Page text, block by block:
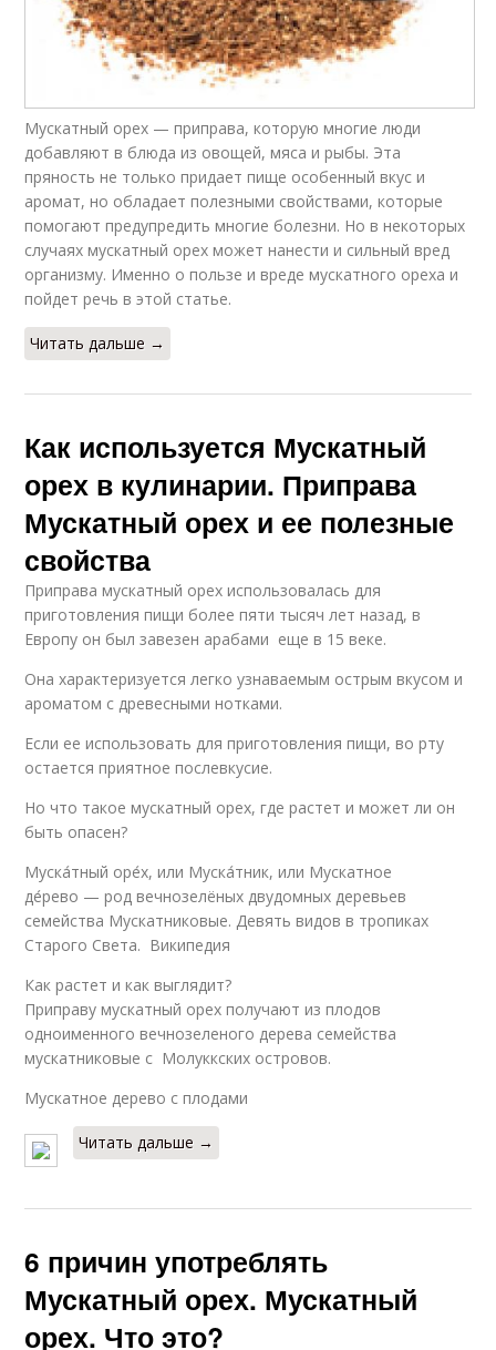
Мускатный орех — приправа, которую многие люди
добавляют в блюда из овощей, мяса и рыбы. Эта
пряность не только придает пище особенный вкус и
аромат, но обладает полезными свойствами, которые
помогают предупредить многие болезни. Но в некоторых
случаях мускатный орех может нанести и сильный вред
организму. Именно о пользе и вреде мускатного ореха и
пойдет речь в этой статье.
Читать дальше →
Как используется Мускатный
орех в кулинарии. Приправа
Мускатный орех и ее полезные
свойства
Приправа мускатный орех использовалась для
приготовления пищи более пяти тысяч лет назад, в
Европу он был завезен арабами еще в 15 веке.
Она характеризуется легко узнаваемым острым вкусом и
ароматом с древесными нотками.
Если ее использовать для приготовления пищи, во рту
остается приятное послевкусие.
Но что такое мускатный орех, где растет и может ли он
быть опасен?
Муска́тный оре́х, или Муска́тник, или Мускатное
де́рево — род вечнозелёных двудомных деревьев
семейства Мускатниковые. Девять видов в тропиках
Старого Света. Википедия
Как растет и как выглядит?
Приправу мускатный орех получают из плодов
одноименного вечнозеленого дерева семейства
мускатниковые с Молуккских островов.
Мускатное дерево с плодами
Читать дальше →
6 причин употреблять
Мускатный орех. Мускатный
орех. Что это?